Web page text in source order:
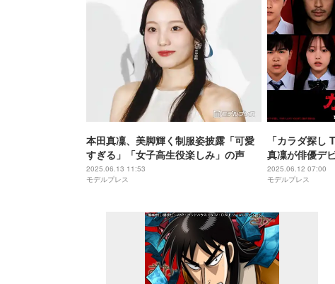
本田真凜、美脚輝く制服姿披露「可愛
すぎる」「女子高生役楽しみ」の声
2025.06.13 11:53
モデルプレス
「カラダ探し
真凜が俳優デ
ら新キャスト5
2025.06.12 07:00
モデルプレス